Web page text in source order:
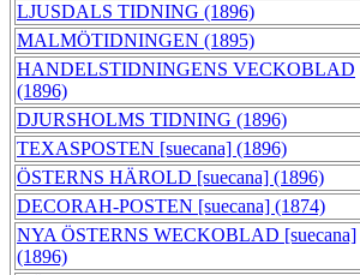
LJUSDALS TIDNING (1896)
MALMÖTIDNINGEN (1895)
HANDELSTIDNINGENS VECKOBLAD
(1896)
DJURSHOLMS TIDNING (1896)
TEXASPOSTEN [suecana] (1896)
ÖSTERNS HÄROLD [suecana] (1896)
DECORAH-POSTEN [suecana] (1874)
NYA ÖSTERNS WECKOBLAD [suecana]
(1896)